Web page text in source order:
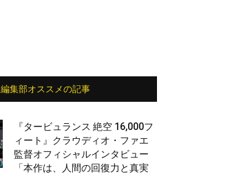
編集部オススメの記事
『タービュランス 絶空 16,000フ
ィート』クラウディオ・ファエ
監督オフィシャルインタビュー
「本作は、人間の回復力と真実